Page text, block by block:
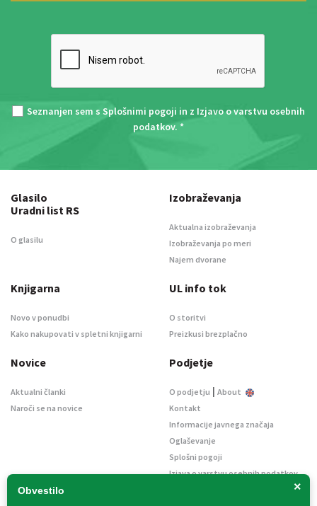
Seznanjen sem s Splošnimi pogoji in z Izjavo o varstvu osebnih
podatkov. *
×
Obvestilo
Glasilo
Uradni list RS
O glasilu
Izobraževanja
Aktualna izobraževanja
Izobraževanja po meri
Najem dvorane
Knjigarna
Novo v ponudbi
Kako nakupovati v spletni knjigarni
UL info tok
O storitvi
Preizkusi brezplačno
Novice
Aktualni članki
Naroči se na novice
Podjetje
O podjetju | About
Kontakt
Informacije javnega značaja
Oglaševanje
Splošni pogoji
Izjava o varstvu osebnih podatkov